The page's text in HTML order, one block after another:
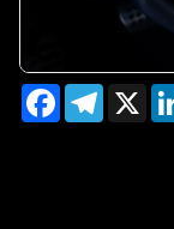
FacebookTelegram
X